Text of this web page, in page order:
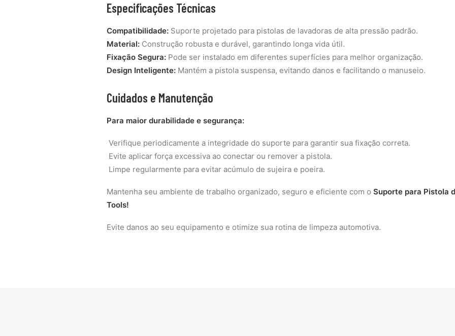
Especificações Técnicas
Compatibilidade: Suporte projetado para pistolas de lavadoras de alta pressão padrão.
Material: Construção robusta e durável, garantindo longa vida útil.
Fixação Segura: Pode ser instalado em diferentes superfícies para melhor organização.
Design Inteligente: Mantém a pistola suspensa, evitando danos e facilitando o manuseio.
Cuidados e Manutenção
Para maior durabilidade e segurança:
Verifique periodicamente a integridade do suporte para garantir sua fixação correta.
Evite aplicar força excessiva ao conectar ou remover a pistola.
Limpe regularmente para evitar acúmulo de sujeira e poeira.
Mantenha seu ambiente de trabalho organizado, seguro e eficiente com o Suporte para Pistola
Tools!
Evite danos ao seu equipamento e otimize sua rotina de limpeza automotiva.